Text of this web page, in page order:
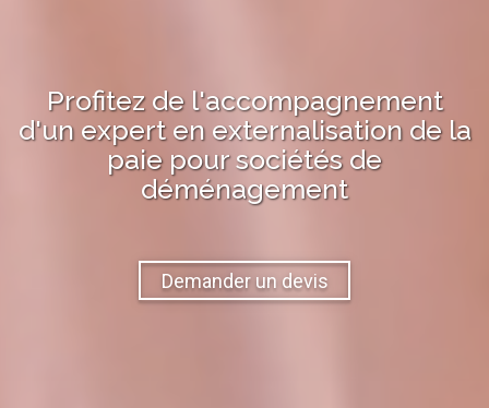
Profitez de l'accompagnement
d'un expert en externalisation de la
paiepoursociétés de
déménagement
Demander un devis